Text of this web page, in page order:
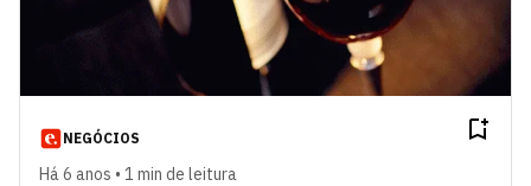
NEGÓCIOS
Há 6 anos • 1 min de leitura